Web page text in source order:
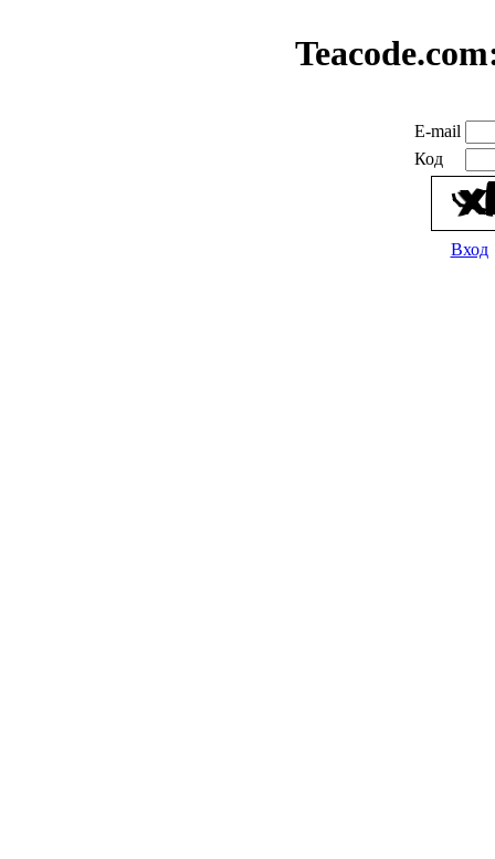
E-mail
Код
Вход